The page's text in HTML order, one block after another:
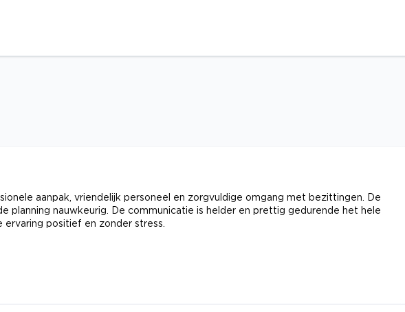
aanpak, vriendelijk personeel en zorgvuldige omgang met bezittingen. De
planning nauwkeurig. De communicatie is helder en prettig gedurende het hele
positief en zonder stress.